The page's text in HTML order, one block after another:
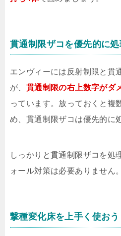
貫通制限ザコを優先的に処
エンヴィーには反射制限と貫
が、 貫通制限の右上数字がダ
っています。放っておくと複
め、貫通制限ザコは優先的に
しっかりと貫通制限ザコを処
ォール対策は必要ありません。
撃種変化床を上手く使おう